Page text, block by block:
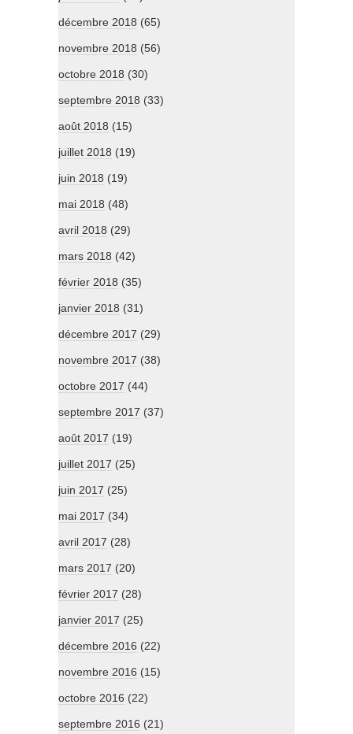
décembre 2018 (65)
novembre 2018 (56)
octobre 2018 (30)
septembre 2018 (33)
août 2018 (15)
juillet 2018 (19)
juin 2018 (19)
mai 2018 (48)
avril 2018 (29)
mars 2018 (42)
février 2018 (35)
janvier 2018 (31)
décembre 2017 (29)
novembre 2017 (38)
octobre 2017 (44)
septembre 2017 (37)
août 2017 (19)
juillet 2017 (25)
juin 2017 (25)
mai 2017 (34)
avril 2017 (28)
mars 2017 (20)
février 2017 (28)
janvier 2017 (25)
décembre 2016 (22)
novembre 2016 (15)
octobre 2016 (22)
septembre 2016 (21)